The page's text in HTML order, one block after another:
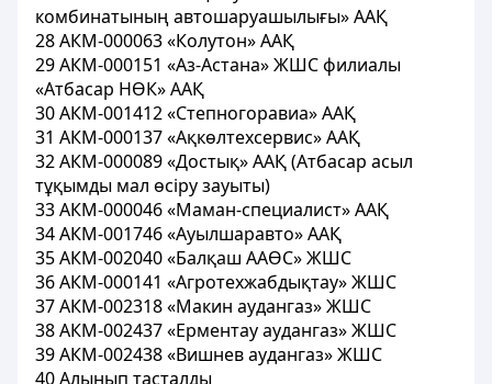
комбинатының автошаруашылығы» ААҚ
28 АКМ-000063 «Колутон» ААҚ
29 АКМ-000151 «Аз-Астана» ЖШС филиалы
«Атбасар НӨК» ААҚ
30 АКМ-001412 «Степногоравиа» ААҚ
31 АКМ-000137 «Ақкөлтехсервис» ААҚ
32 АКМ-000089 «Достық» ААҚ (Атбасар асыл
тұқымды мал өсіру зауыты)
33 АКМ-000046 «Маман-специалист» ААҚ
34 АКМ-001746 «Ауылшаравто» ААҚ
35 АКМ-002040 «Балқаш ААӨС» ЖШС
36 АКМ-000141 «Агротехжабдықтау» ЖШС
37 АКМ-002318 «Макин аудангаз» ЖШС
38 АКМ-002437 «Ерментау аудангаз» ЖШС
39 АКМ-002438 «Вишнев аудангаз» ЖШС
40 Алынып тасталды